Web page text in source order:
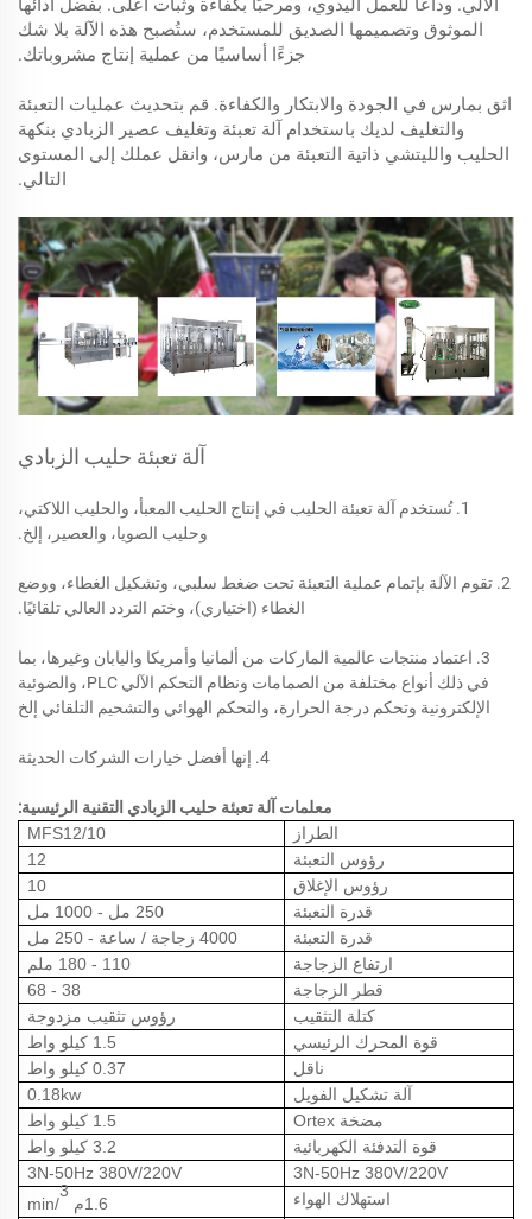
الآلي. وداعًا للعمل اليدوي، ومرحبًا بكفاءة وثبات أعلى. بفضل أدائها
الموثوق وتصميمها الصديق للمستخدم، ستُصبح هذه الآلة بلا شك
جزءًا أساسيًا من عملية إنتاج مشروباتك.
اثق بمارس في الجودة والابتكار والكفاءة. قم بتحديث عمليات التعبئة
والتغليف لديك باستخدام آلة تعبئة وتغليف عصير الزبادي بنكهة
الحليب والليتشي ذاتية التعبئة من مارس، وانقل عملك إلى المستوى
التالي.
آلة تعبئة حليب الزبادي
1. تُستخدم آلة تعبئة الحليب في إنتاج الحليب المعبأ، والحليب اللاكتي،
وحليب الصويا، والعصير، إلخ.
2. تقوم الآلة بإتمام عملية التعبئة تحت ضغط سلبي، وتشكيل الغطاء، ووضع
الغطاء (اختياري)، وختم التردد العالي تلقائيًا.
3. اعتماد منتجات عالمية الماركات من ألمانيا وأمريكا واليابان وغيرها، بما
في ذلك أنواع مختلفة من الصمامات ونظام التحكم الآلي PLC، والضوئية
الإلكترونية وتحكم درجة الحرارة، والتحكم الهوائي والتشحيم التلقائي إلخ
4. إنها أفضل خيارات الشركات الحديثة
معلمات آلة تعبئة حليب الزبادي التقنية الرئيسية:
الطراز
MFS12/10
رؤوس التعبئة
12
رؤوس الإغلاق
10
قدرة التعبئة
250 مل - 1000 مل
قدرة التعبئة
4000 زجاجة / ساعة - 250 مل
ارتفاع الزجاجة
110 - 180
ملم
قطر الزجاجة
38 - 68
كتلة التثقيب
رؤوس تثقيب مزدوجة
قوة المحرك الرئيسي
1.5 كيلو واط
ناقل
0.37 كيلو واط
آلة تشكيل الفويل
0.18kw
مضخة Ortex
1.5 كيلو واط
قوة التدفئة الكهربائية
3.2 كيلو واط
3N-50Hz 380V/220V
3N-50Hz 380V/220V
استهلاك الهواء
1.6م
3
/min